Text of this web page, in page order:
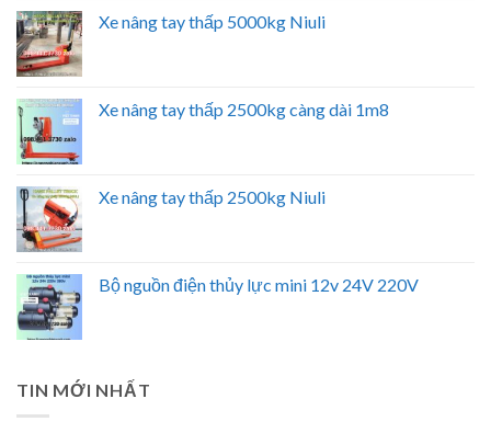
Xe nâng tay thấp 5000kg Niuli
Xe nâng tay thấp 2500kg càng dài 1m8
Xe nâng tay thấp 2500kg Niuli
Bộ nguồn điện thủy lực mini 12v 24V 220V
TIN MỚI NHẤT